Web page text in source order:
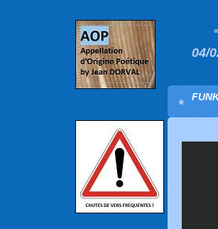
04/